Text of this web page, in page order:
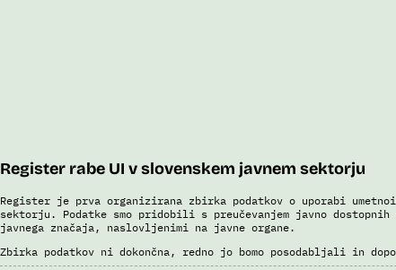
Register rabe UI v slovenskem javnem sektorju
Register je prva organizirana zbirka podatkov o uporabi
sektorju. Podatke smo pridobili s preučevanjem javno
javnega značaja, naslovljenimi na javne organe.
Zbirka podatkov ni dokončna, redno jo bomo posodabljali in